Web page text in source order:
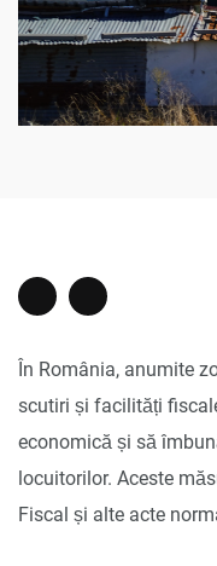
În România, anumite
scutiri și facilități
economică și să
locuitorilor. Aceste
Fiscal și alte acte